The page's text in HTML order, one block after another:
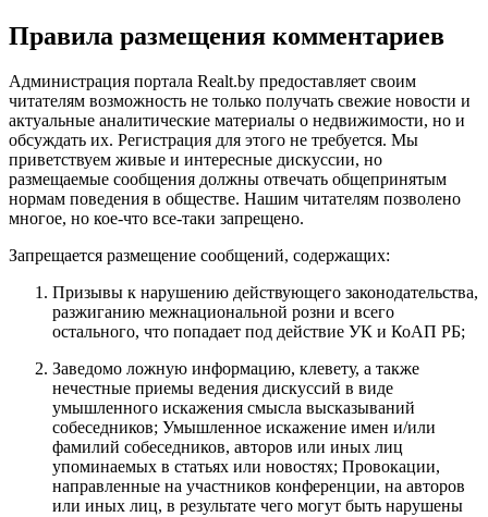
Правила размещения комментариев
Администрация портала Realt.by предоставляет своим
читателям возможность не только получать свежие новости и
актуальные аналитические материалы о недвижимости, но и
обсуждать их. Регистрация для этого не требуется. Мы
приветствуем живые и интересные дискуссии, но
размещаемые сообщения должны отвечать общепринятым
нормам поведения в обществе. Нашим читателям позволено
многое, но кое-что все-таки запрещено.
Запрещается размещение сообщений, содержащих:
Призывы к нарушению действующего законодательства,
разжиганию межнациональной розни и всего
остального, что попадает под действие УК и КоАП РБ;
Заведомо ложную информацию, клевету, а также
нечестные приемы ведения дискуссий в виде
умышленного искажения смысла высказываний
собеседников; Умышленное искажение имен и/или
фамилий собеседников, авторов или иных лиц
упоминаемых в статьях или новостях; Провокации,
направленные на участников конференции, на авторов
или иных лиц, в результате чего могут быть нарушены